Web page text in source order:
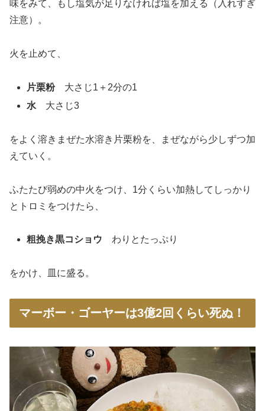
味をみて、もし塩気が足りなければ塩を加える（入れすぎ
注意）。
火を止めて、
片栗粉大さじ1＋2分の1
水 大さじ3
をよく溶きまぜた水溶き片栗粉を、まぜながら少しずつ加
えていく。
ふたたび弱めの中火をつけ、1分くらい加熱してしっかり
とトロミをつけたら、
粗挽き黒コショウ わりとたっぷり
をかけ、皿に盛る。
マーボー・ゴーヤーは3億2回くらい死ぬ！